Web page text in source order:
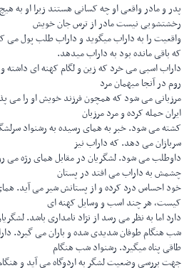
پدر و مادر واقعی او چه کسانی هستند زیرا او به
رخشتشویی نیست مادر از ترس جان خویش
واقعیت را به داراب میگوید و داراب طلب پول
که باقی مانده بود به داراب میدهد.
داراب اسبی می خرد که زین و لگام کهنه ای داشته و
روم در آنجا میهمان مرد
مرزبانی می شود که همچون فرزند خویش او را می
ایران حمله کرده و مرد مرزبان
کشته می شود. خبر به همای رسیده به رشنواد
سربازان می دهد. که داراب نیز
داوطلب می شود. لشگریان در مقابل همای رژه می
چشمش به داراب می افتد در پستان
خود احساس درد کرده و از پستانش شیر می آید.
کیست، هر چند اسب و وسایل کهنه ای
دارد اما به نظر می رسد از نژاد نامداری باشد.
شب هنگام طوفان شدیدی شده و باران می گیرد.
طاقی پناه میگیرد. رشنواد شب هنگام
جهت بررسی وضعیت لشگر به اردوگاه می آید و